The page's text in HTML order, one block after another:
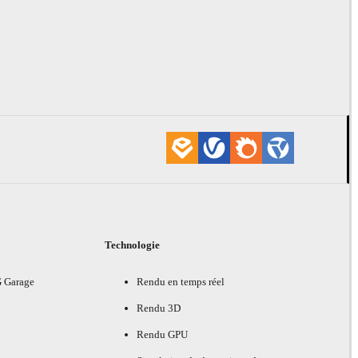
Garage
Technologie
Rendu en temps réel
Rendu 3D
Rendu GPU